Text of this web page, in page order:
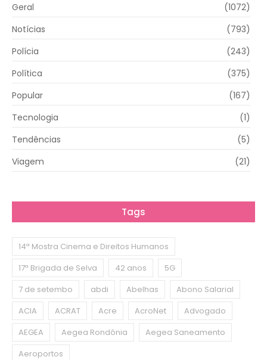
Geral
(1072)
Notícias
(793)
Polícia
(243)
Política
(375)
Popular
(167)
Tecnologia
(1)
Tendências
(5)
Viagem
(21)
Tags
14ª Mostra Cinema e Direitos Humanos
17ª Brigada de Selva
42 anos
5G
7 de setembo
abdi Abelhas
Abono Salarial
ACIA
ACRAT Acre AcroNet
Advogado
AEGEA
Aegea Rondônia
Aegea Saneamento
Aeroportos